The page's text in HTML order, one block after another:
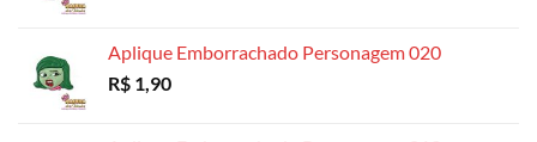
Aplique Emborrachado Personagem 020
R$ 1,90